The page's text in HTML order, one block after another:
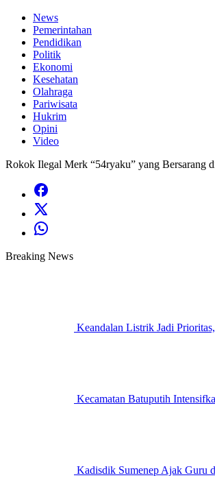
News
Pemerintahan
Pendidikan
Politik
Ekonomi
Kesehatan
Olahraga
Pariwisata
Hukrim
Opini
Video
Rokok Ilegal Merk “54ryaku” yang Bersarang
Breaking News
Keandalan Listrik Jadi
Kecamatan Batuputih
Kadisdik Sumenep Ajak Guru